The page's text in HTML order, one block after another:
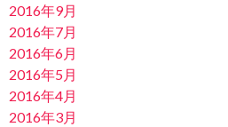
2016年9月
2016年7月
2016年6月
2016年5月
2016年4月
2016年3月